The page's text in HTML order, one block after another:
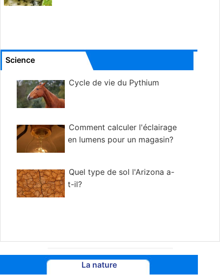
Science
Cycle de vie du Pythium
Comment calculer l'éclairage
en lumens pour un magasin?
Quel type de sol l'Arizona a-
t-il?
La nature